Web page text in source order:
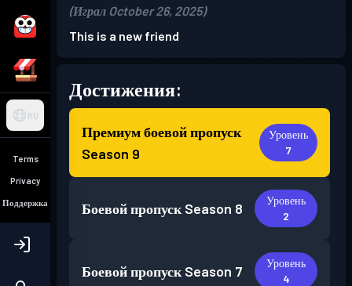
RU
Terms
Privacy
Поддержка
(Играл October 26, 2025)
This is a new friend
Достижения:
Премиум боевой пропуск
Season 9
Уровень
7
Боевой пропуск Season 8
Уровень
2
Боевой пропуск Season 7
Уровень
4